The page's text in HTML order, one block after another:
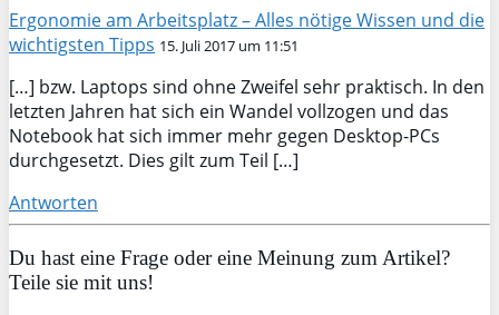
Ergonomie am Arbeitsplatz – Alles nötige Wissen und die
wichtigsten Tipps 15. Juli 2017 um 11:51
[…] bzw. Laptops sind ohne Zweifel sehr praktisch. In den
letzten Jahren hat sich ein Wandel vollzogen und das
Notebook hat sich immer mehr gegen Desktop-PCs
durchgesetzt. Dies gilt zum Teil […]
Antworten
Du hast eine Frage oder eine Meinung zum Artikel?
Teile sie mit uns!